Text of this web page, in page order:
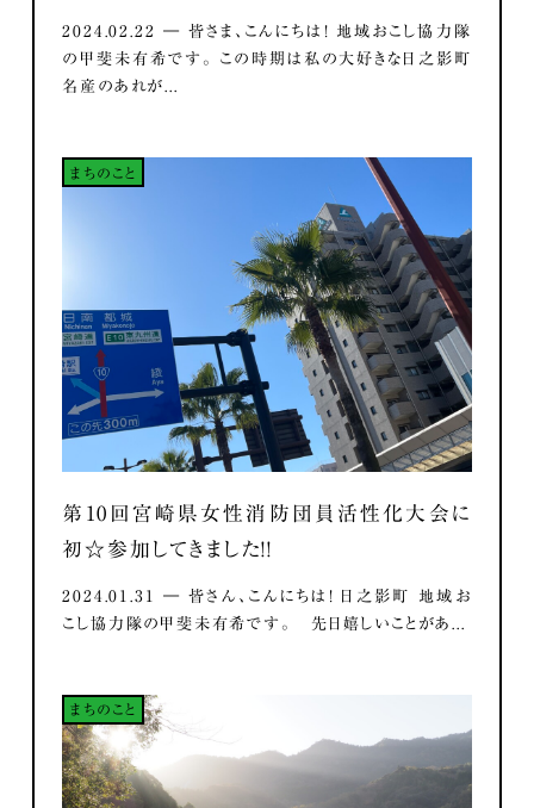
2024.02.22 ― 皆さま、こんにちは！ 地域おこし協力隊
の甲斐未有希です。 この時期は私の大好きな日之影町
名産のあれが...
まちのこと
第10回宮崎県女性消防団員活性化大会に
初☆参加してきました！！
2024.01.31 ― 皆さん、こんにちは！ 日之影町 地域お
こし協力隊の甲斐未有希です。 先日嬉しいことがあ...
まちのこと